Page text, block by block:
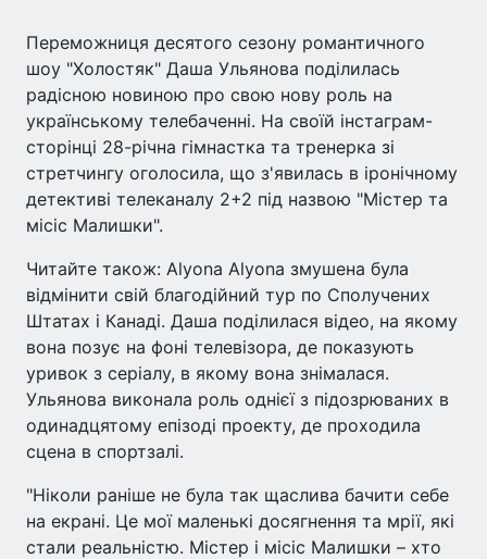
Переможниця десятого сезону романтичного
шоу "Холостяк" Даша Ульянова поділилась
радісною новиною про свою нову роль на
українському телебаченні. На своїй інстаграм-
сторінці 28-річна гімнастка та тренерка зі
стретчингу оголосила, що з'явилась в іронічному
детективі телеканалу 2+2 під назвою "Містер та
місіс Малишки".
Читайте також: Alyona Alyona змушена була
відмінити свій благодійний тур по Сполучених
Штатах і Канаді. Даша поділилася відео, на якому
вона позує на фоні телевізора, де показують
уривок з серіалу, в якому вона знімалася.
Ульянова виконала роль однієї з підозрюваних в
одинадцятому епізоді проекту, де проходила
сцена в спортзалі.
"Ніколи раніше не була так щаслива бачити себе
на екрані. Це мої маленькі досягнення та мрії, які
стали реальністю. Містер і місіс Малишки – хто